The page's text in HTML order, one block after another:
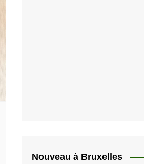
Nouveau à Bruxelles